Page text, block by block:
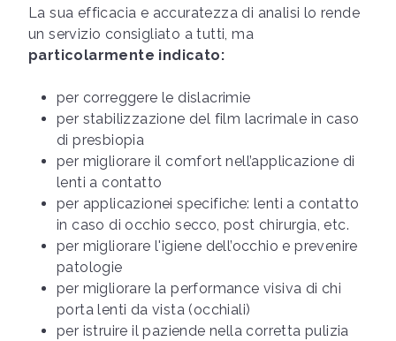
La sua efficacia e accuratezza di analisi lo rende
un servizio consigliato a tutti, ma
particolarmente indicato:
per correggere le dislacrimie
per stabilizzazione del film lacrimale in caso
di presbiopia
per migliorare il comfort nell’applicazione di
lenti a contatto
per applicazionei specifiche: lenti a contatto
in caso di occhio secco, post chirurgia, etc.
per migliorare l'igiene dell’occhio e prevenire
patologie
per migliorare la performance visiva di chi
porta lenti da vista (occhiali)
per istruire il paziende nella corretta pulizia